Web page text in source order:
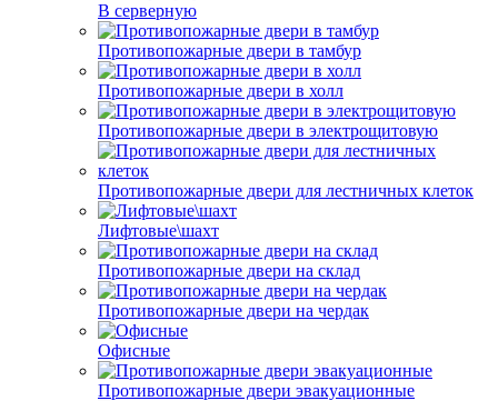
В серверную
Противопожарные двери в тамбур
Противопожарные двери в холл
Противопожарные двери в электрощитовую
Противопожарные двери для лестничных клеток
Лифтовые\шахт
Противопожарные двери на склад
Противопожарные двери на чердак
Офисные
Противопожарные двери эвакуационные